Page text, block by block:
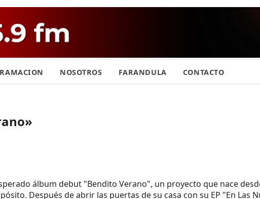
NOSOTROS FARANDULA CONTACTO
álbum debut "Bendito Verano", un proyecto que nace
Después de abrir las puertas de su casa con su EP "En Las